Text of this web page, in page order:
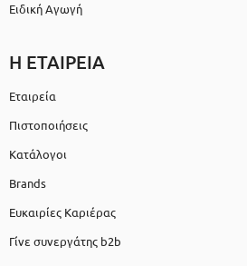
Ειδική Αγωγή
Η ΕΤΑΙΡΕΙΑ
Εταιρεία
Πιστοποιήσεις
Κατάλογοι
Brands
Ευκαιρίες Καριέρας
Γίνε συνεργάτης b2b